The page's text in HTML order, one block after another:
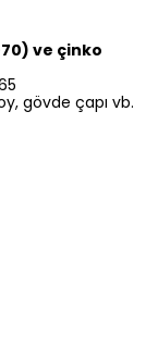
ve çinko
gövde çapı vb.